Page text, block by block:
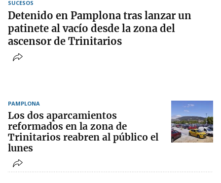
SUCESOS
Detenido en Pamplona tras lanzar un
patinete al vacío desde la zona del
ascensor de Trinitarios
PAMPLONA
Los dos aparcamientos
reformados en la zona de
Trinitarios reabren al público el
lunes